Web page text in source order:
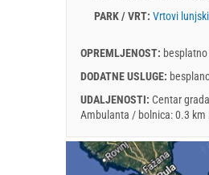
PARK / VRT: Vrtovi
OPREMLJENOST:
DODATNE USLUGE:
UDALJENOSTI: Centar
Ambulanta / bolnica: 0.3 km